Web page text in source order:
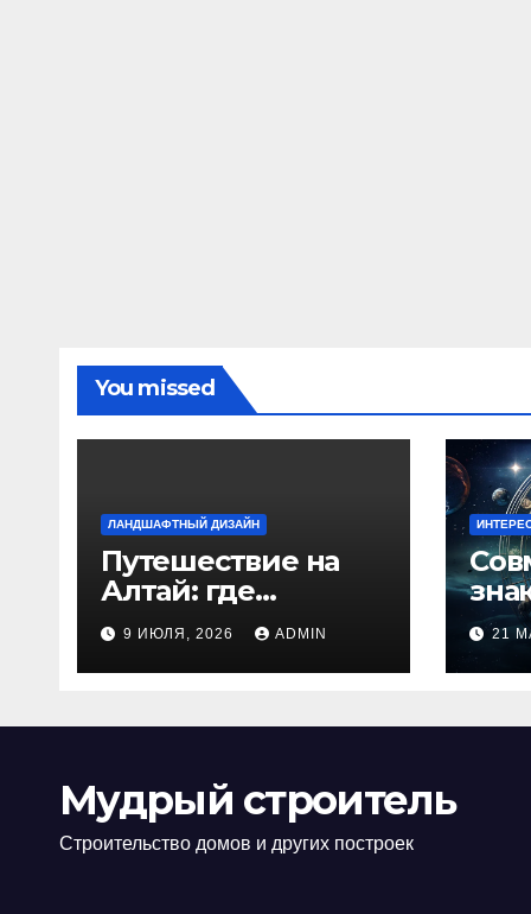
You missed
ЛАНДШАФТНЫЙ ДИЗАЙН
Путешествие на
Алтай: где
природа
встречается с
духом
9 ИЮЛЯ, 2026 ADMIN 21
Мудрый строитель
Строительство домов и других построек